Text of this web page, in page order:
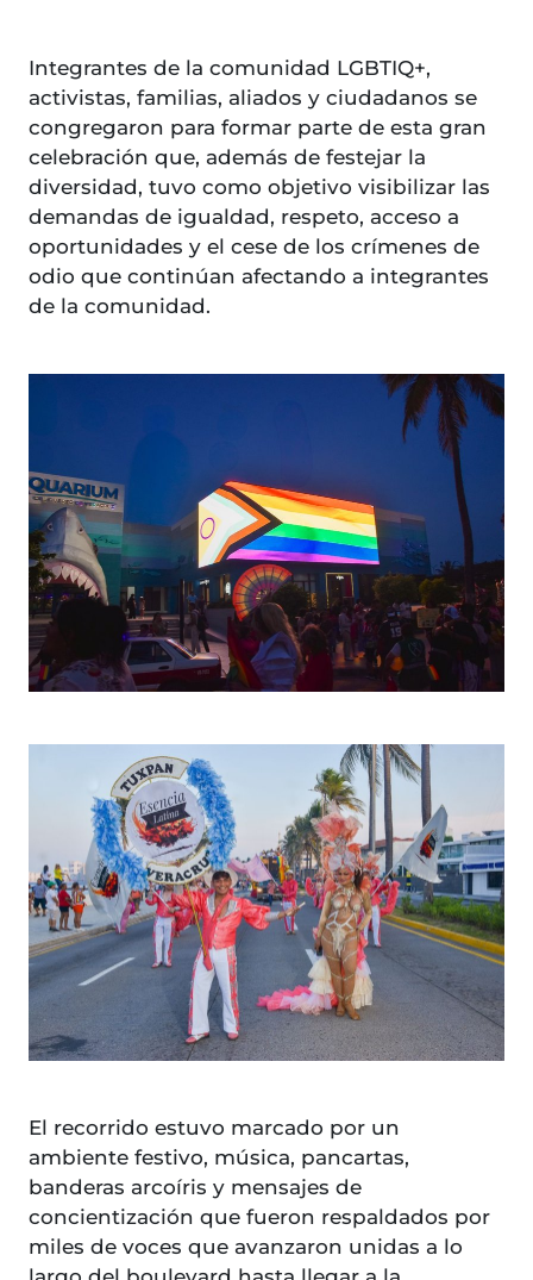
Integrantes de la comunidad LGBTIQ+,
activistas, familias, aliados y ciudadanos se
congregaron para formar parte de esta gran
celebración que, además de festejar la
diversidad, tuvo como objetivo visibilizar las
demandas de igualdad, respeto, acceso a
oportunidades y el cese de los crímenes de
odio que continúan afectando a integrantes
de la comunidad.
El recorrido estuvo marcado por un
ambiente festivo, música, pancartas,
banderas arcoíris y mensajes de
concientización que fueron respaldados por
miles de voces que avanzaron unidas a lo